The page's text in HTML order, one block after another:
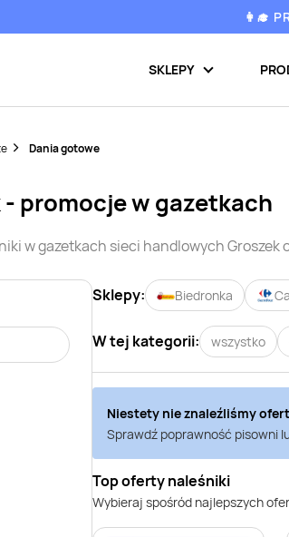
👩‍🎓
SKLEPY
Dania gotowe
- promocje w gazetkach
w gazetkach sieci handlowychGroszek
Sklepy: Biedronka
W tej kategorii: wszystko
Niestety nie znaleźliśmy
Sprawdź poprawność pisowni
Top oferty naleśniki
Wybieraj spośród najlepszych